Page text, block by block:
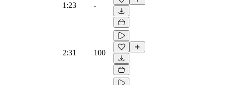
1:23 -
2:31 100